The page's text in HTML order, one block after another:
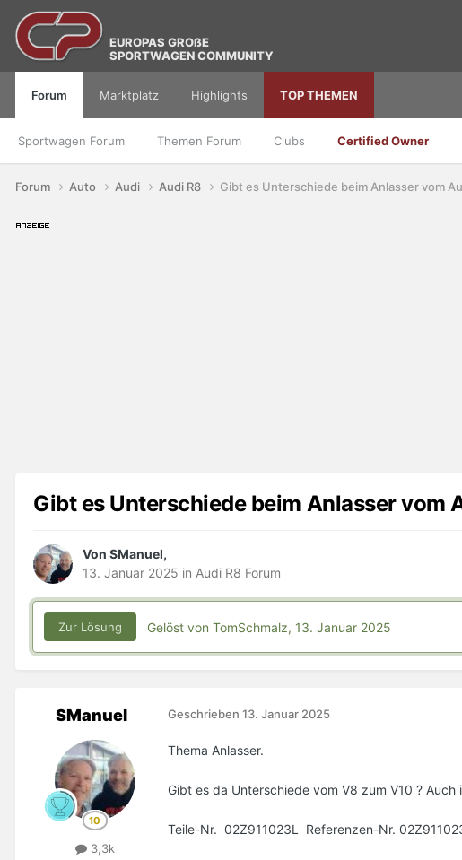
EUROPAS GROßE
SPORTWAGEN COMMUNITY
Forum
Sportwagen Forum Themen Forum Clubs Certified Owner
Marktplatz Highlights TOP THEMEN
Forum Auto Audi Audi R8 Gibt es Unterschiede beim Anlasser vom
Gibt es Unterschiede beim Anlasser vom
Von SManuel,
13. Januar 2025 in Audi R8 Forum
Zur Lösung Gelöst von TomSchmalz, 13. Januar 2025
SManuel
3,3k
Geschrieben 13. Januar 2025
Thema Anlasser.
Gibt es da Unterschiede vom V8 zum V10 ?
Teile-Nr. 02Z911023L Referenzen-Nr.